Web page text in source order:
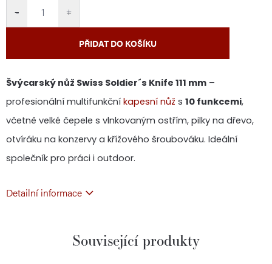
+
−
PŘIDAT DO KOŠÍKU
Švýcarský nůž Swiss Soldier´s Knife 111 mm –
profesionální multifunkční kapesní nůž s 10 funkcemi,
včetně velké čepele s vlnkovaným ostřím, pilky na dřevo,
otvíráku na konzervy a křížového šroubováku. Ideální
společník pro práci i outdoor.
Detailní informace
Související produkty